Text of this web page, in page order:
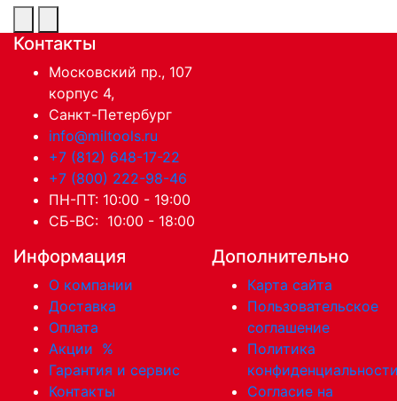
Контакты
Московский пр., 107
корпус 4,
Санкт-Петербург
info@miltools.ru
+7 (812) 648-17-22
+7 (800) 222-98-46
ПН-ПТ: 10:00 - 19:00
СБ-ВС: 10:00 - 18:00
Информация
О компании
Доставка
Оплата
Акции %
Гарантия и сервис
Контакты
Дополнительно
Карта сайта
Пользовательское
соглашение
Политика
Согласие на